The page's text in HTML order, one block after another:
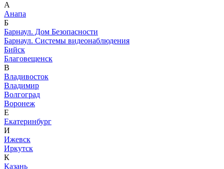
А
Анапа
Б
Барнаул. Дом Безопасности
Барнаул. Системы видеонаблюдения
Бийск
Благовещенск
В
Владивосток
Владимир
Волгоград
Воронеж
Е
Екатеринбург
И
Ижевск
Иркутск
К
Казань